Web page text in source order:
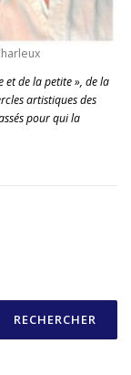
de la petite », de la
artistiques des
pour qui la